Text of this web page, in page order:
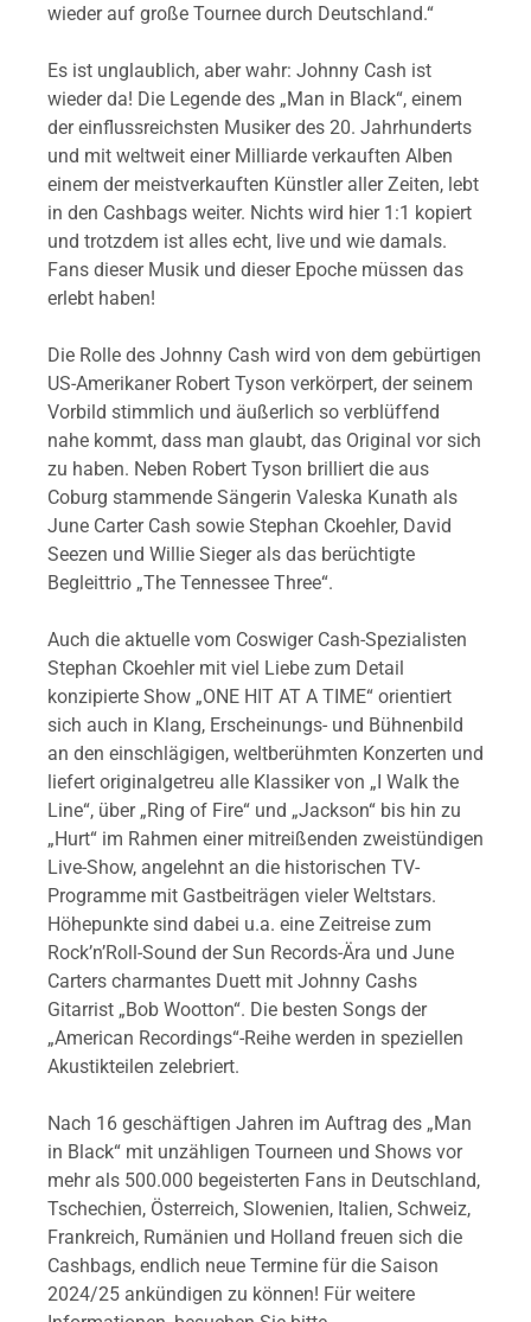
wieder auf große Tournee durch Deutschland.“
Es ist unglaublich, aber wahr: Johnny Cash ist
wieder da! Die Legende des „Man in Black“, einem
der einflussreichsten Musiker des 20. Jahrhunderts
und mit weltweit einer Milliarde verkauften Alben
einem der meistverkauften Künstler aller Zeiten, lebt
in den Cashbags weiter. Nichts wird hier 1:1 kopiert
und trotzdem ist alles echt, live und wie damals.
Fans dieser Musik und dieser Epoche müssen das
erlebt haben!
Die Rolle des Johnny Cash wird von dem gebürtigen
US-Amerikaner Robert Tyson verkörpert, der seinem
Vorbild stimmlich und äußerlich so verblüffend
nahe kommt, dass man glaubt, das Original vor sich
zu haben. Neben Robert Tyson brilliert die aus
Coburg stammende Sängerin Valeska Kunath als
June Carter Cash sowie Stephan Ckoehler, David
Seezen und Willie Sieger als das berüchtigte
Begleittrio „The Tennessee Three“.
Auch die aktuelle vom Coswiger Cash-Spezialisten
Stephan Ckoehler mit viel Liebe zum Detail
konzipierte Show „ONE HIT AT A TIME“ orientiert
sich auch in Klang, Erscheinungs- und Bühnenbild
an den einschlägigen, weltberühmten Konzerten und
liefert originalgetreu alle Klassiker von „I Walk the
Line“, über „Ring of Fire“ und „Jackson“ bis hin zu
„Hurt“ im Rahmen einer mitreißenden zweistündigen
Live-Show, angelehnt an die historischen TV-
Programme mit Gastbeiträgen vieler Weltstars.
Höhepunkte sind dabei u.a. eine Zeitreise zum
Rock’n’Roll-Sound der Sun Records-Ära und June
Carters charmantes Duett mit Johnny Cashs
Gitarrist „Bob Wootton“. Die besten Songs der
„American Recordings“-Reihe werden in speziellen
Akustikteilen zelebriert.
Nach 16 geschäftigen Jahren im Auftrag des „Man
in Black“ mit unzähligen Tourneen und Shows vor
mehr als 500.000 begeisterten Fans in Deutschland,
Tschechien, Österreich, Slowenien, Italien, Schweiz,
Frankreich, Rumänien und Holland freuen sich die
Cashbags, endlich neue Termine für die Saison
2024/25 ankündigen zu können! Für weitere